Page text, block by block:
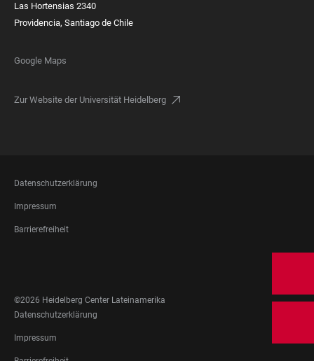
Las Hortensias 2340
Providencia, Santiago de Chile
Google Maps
Zur Website der Universität Heidelberg
FOOTER
LEGAL
Datenschutzerklärung
Impressum
Barrierefreiheit
MEDIA
©2026 Heidelberg Center Lateinamerika
FOOTER
LEGAL
Datenschutzerklärung
Impressum